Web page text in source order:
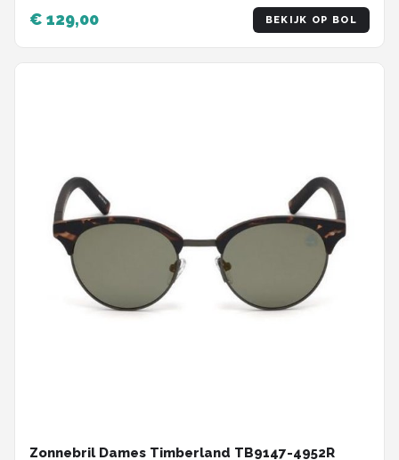
€ 129,00 BEKIJK OP BOL
Zonnebril Dames Timberland TB9147-4952R